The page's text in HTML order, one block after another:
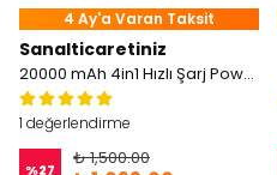
4 Ay'a Varan Taksit
Sanalticaretiniz
20000 mAh 4in1 Hızlı Şarj Powerbank
1 değerlendirme
%27
₺ 1,500.00